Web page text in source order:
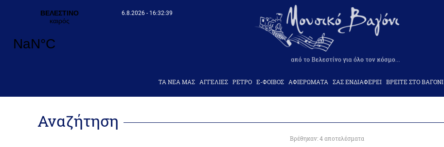
6.8.2026 - 16:32:39
ΤΑ ΝΕΑ ΜΑΣ AΓΓΕΛΙΕΣ ΡΕΤΡΟ Ε-ΦΟΙΒΟΣ ΑΦΙΕΡΩΜΑΤΑ ΣΑΣ ΕΝΔΙΑΦΕΡΕΙ ΒΡΕΙΤΕ ΣΤΟ ΒΑΓΟΝΙ
Αναζήτηση
Βρέθηκαν: 4 αποτελέσματα